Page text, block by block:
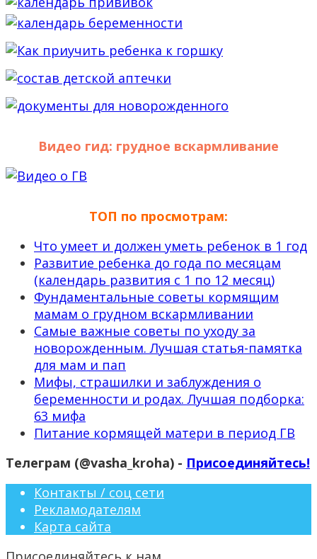
Видео гид: грудное вскармливание
ТОП по просмотрам:
Что умеет и должен уметь ребенок в 1 год
Развитие ребенка до года по месяцам
(календарь развития с 1 по 12 месяц)
Фундаментальные советы кормящим
мамам о грудном вскармливании
Самые важные советы по уходу за
новорожденным. Лучшая статья-памятка
для мам и пап
Мифы, страшилки и заблуждения о
беременности и родах. Лучшая подборка:
63 мифа
Питание кормящей матери в период ГВ
Телеграм (@vasha_kroha) - Присоединяйтесь!
Контакты / соц сети
Рекламодателям
Карта сайта